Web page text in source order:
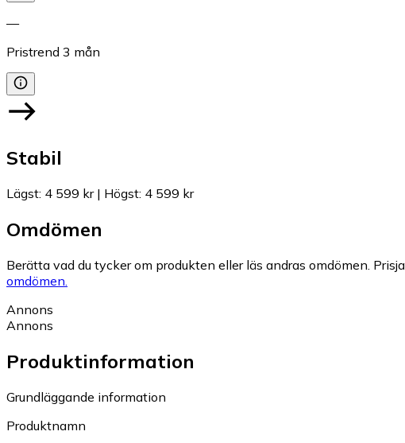
—
Pristrend 3 mån
Stabil
Lägst: 4 599 kr| Högst: 4 599 kr
Omdömen
Berätta vad du tycker om produkten eller läs andras omdömen.
omdömen.
Annons
Annons
Produktinformation
Grundläggande information
Produktnamn